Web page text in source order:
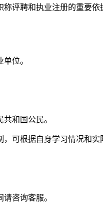
评聘和执业注册的重要依
位。
和国公民。
可根据自身学习情况和实
咨询客服。